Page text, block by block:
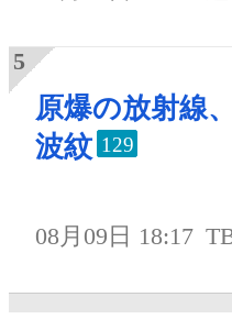
原爆の放射線
波紋 129
08月09日 18:17